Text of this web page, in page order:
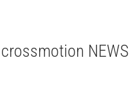
crossmotion NEWS